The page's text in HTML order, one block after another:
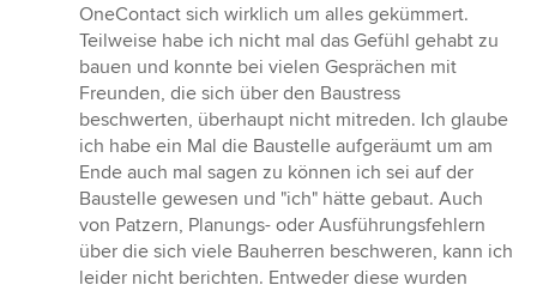
OneContact sich wirklich um alles gekümmert.
Teilweise habe ich nicht mal das Gefühl gehabt zu
bauen und konnte bei vielen Gesprächen mit
Freunden, die sich über den Baustress
beschwerten, überhaupt nicht mitreden. Ich glaube
ich habe ein Mal die Baustelle aufgeräumt um am
Ende auch mal sagen zu können ich sei auf der
Baustelle gewesen und "ich" hätte gebaut. Auch
von Patzern, Planungs- oder Ausführungsfehlern
über die sich viele Bauherren beschweren, kann ich
leider nicht berichten. Entweder diese wurden